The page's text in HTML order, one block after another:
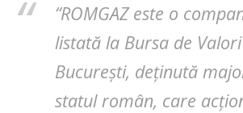
“ROMGAZ este o
listată la Bursa de Valori
București, deținută
statul român, care